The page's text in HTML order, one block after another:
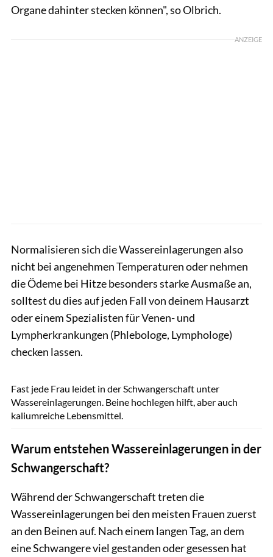
Organe dahinter stecken können", so Olbrich.
ANZEIGE
Normalisieren sich die Wassereinlagerungen also
nicht bei angenehmen Temperaturen oder nehmen
die Ödeme bei Hitze besonders starke Ausmaße an,
solltest du dies auf jeden Fall von deinem Hausarzt
oder einem Spezialisten für Venen- und
Lympherkrankungen (Phlebologe, Lymphologe)
checken lassen.
Fast jede Frau leidet in der Schwangerschaft unter
Wassereinlagerungen. Beine hochlegen hilft, aber auch
kaliumreiche Lebensmittel.
Warum entstehen Wassereinlagerungen in der
Schwangerschaft?
Während der Schwangerschaft treten die
Wassereinlagerungen bei den meisten Frauen zuerst
an den Beinen auf. Nach einem langen Tag, an dem
eine Schwangere viel gestanden oder gesessen hat